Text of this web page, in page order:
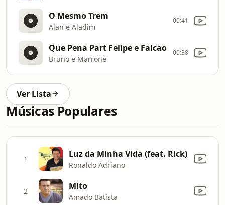
O Mesmo Trem
Alan e Aladim
00:41
Que Pena Part Felipe e Falcao
Bruno e Marrone
00:38
Ver Lista
Músicas Populares
1 Luz da Minha Vida (feat. Rick)
Ronaldo Adriano
2 Mito
Amado Batista